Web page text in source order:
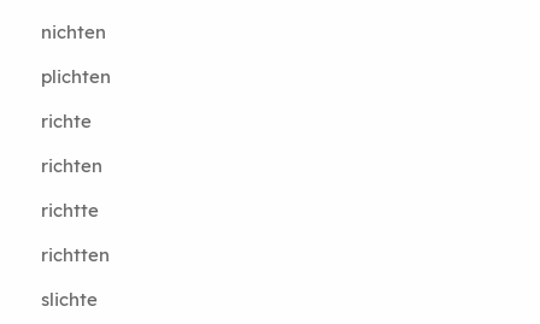
nichten
plichten
richte
richten
richtte
richtten
slichte